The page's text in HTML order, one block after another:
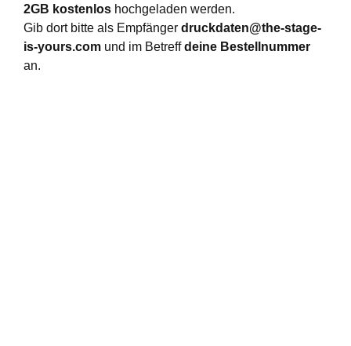
2GB kostenlos hochgeladen werden.
Gib dort bitte als Empfänger druckdaten@the-stage-
is-yours.com und im Betreffdeine Bestellnummer
an.